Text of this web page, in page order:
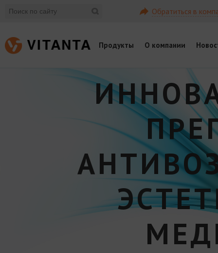
Обратиться в
Продукты О компании